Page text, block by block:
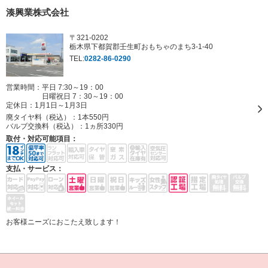
湊興業株式会社
〒321-0202
栃木県下都賀郡壬生町おもちゃのまち3-1-40
TEL:0282-86-0290
営業時間：平日 7:30～19：00
日曜祝日 7：30～19：00
定休日： 1月1日～1月3日
廃タイヤ料（税込）： 1本550円
バルブ交換料（税込）： 1ヵ所330円
取付・対応可能項目：
支払・サービス：
お客様ニーズにおこたえ致します！